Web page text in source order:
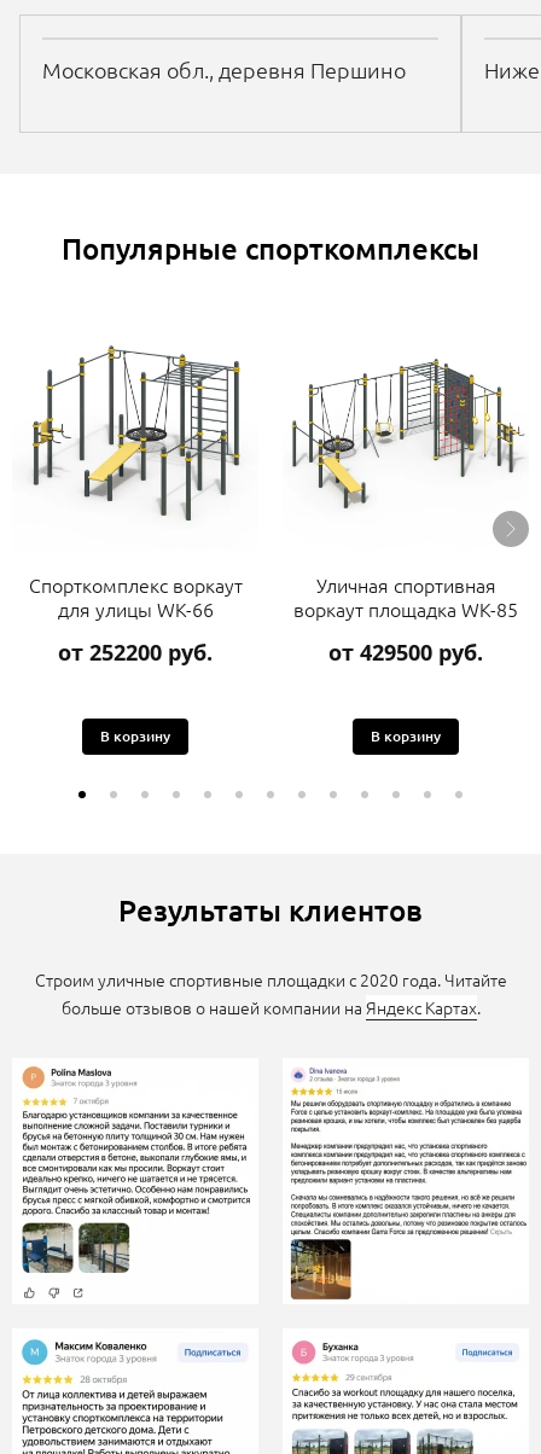
Московская обл., деревня Першино
Популярные спорткомплексы
Спорткомплекс воркаут
для улицы WK-66
от 252200 руб.
В корзину
Уличная спортивная
воркаут площадка WK-85
от 429500 руб.
В корзину
Результаты клиентов
Строим уличные спортивные площадки с 2020 года. Читайте
больше отзывов о нашей компании на Яндекс Картах.